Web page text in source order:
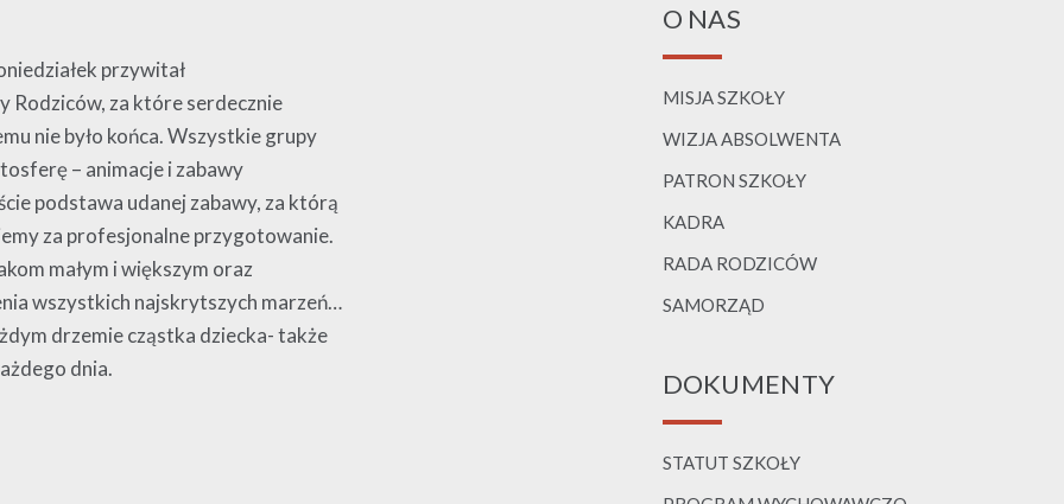
przywitał
Rodziców, za które serdecznie
nie było końca. Wszystkie grupy
– animacje i zabawy
podstawa udanej zabawy, za którą
za profesjonalne przygotowanie.
małym i większym oraz
wszystkich najskrytszych marzeń…
drzemie cząstka dziecka- także
dnia.
O NAS
MISJA SZKOŁY
WIZJA ABSOLWENTA
PATRON SZKOŁY
KADRA
RADA RODZICÓW
SAMORZĄD
DOKUMENTY
STATUT SZKOŁY